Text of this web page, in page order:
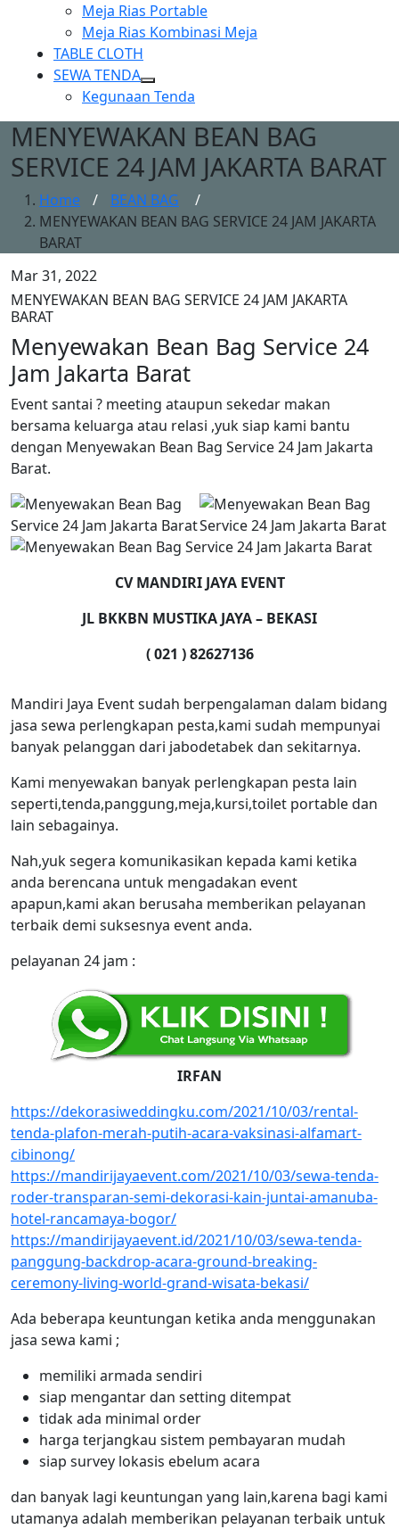
Show
sub
menu
Meja Rias Portable
Meja Rias Kombinasi Meja
TABLE CLOTH
SEWA TENDA
Show
menu
Kegunaan Tenda
MENYEWAKAN BEAN BAG
SERVICE 24 JAM JAKARTA BARAT
Home / BEAN BAG
/
MENYEWAKAN BEAN BAG SERVICE 24 JAM JAKARTA
BARAT
Mar 31, 2022
MENYEWAKAN BEAN BAG SERVICE 24 JAM JAKARTA
BARAT
Menyewakan Bean Bag Service 24
Jam Jakarta Barat
Event santai ? meeting ataupun sekedar makan
bersama keluarga atau relasi ,yuk siap kami bantu
dengan Menyewakan Bean Bag Service 24 Jam Jakarta
Barat.
CV MANDIRI JAYA EVENT
JL BKKBN MUSTIKA JAYA – BEKASI
( 021 ) 82627136
Mandiri Jaya Event sudah berpengalaman dalam bidang
jasa sewa perlengkapan pesta,kami sudah mempunyai
banyak pelanggan dari jabodetabek dan sekitarnya.
Kami menyewakan banyak perlengkapan pesta lain
seperti,tenda,panggung,meja,kursi,toilet portable dan
lain sebagainya.
Nah,yuk segera komunikasikan kepada kami ketika
anda berencana untuk mengadakan event
apapun,kami akan berusaha memberikan pelayanan
terbaik demi suksesnya event anda.
pelayanan 24 jam :
IRFAN
https://dekorasiweddingku.com/2021/10/03/rental-
tenda-plafon-merah-putih-acara-vaksinasi-alfamart-
cibinong/
https://mandirijayaevent.com/2021/10/03/sewa-tenda-
roder-transparan-semi-dekorasi-kain-juntai-amanuba-
hotel-rancamaya-bogor/
https://mandirijayaevent.id/2021/10/03/sewa-tenda-
panggung-backdrop-acara-ground-breaking-
ceremony-living-world-grand-wisata-bekasi/
Ada beberapa keuntungan ketika anda menggunakan
jasa sewa kami ;
memiliki armada sendiri
siap mengantar dan setting ditempat
tidak ada minimal order
harga terjangkau sistem pembayaran mudah
siap survey lokasis ebelum acara
dan banyak lagi keuntungan yang lain,karena bagi kami
utamanya adalah memberikan pelayanan terbaik untuk